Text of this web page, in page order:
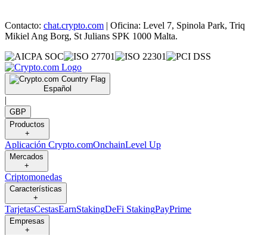
Contacto: chat.crypto.com | Oficina: Level 7, Spinola Park, Triq
Mikiel Ang Borg, St Julians SPK 1000 Malta.
Español
|
GBP
Productos
+
Aplicación Crypto.comOnchainLevel Up
Mercados
+
Criptomonedas
Características
+
TarjetasCestasEarnStakingDeFi StakingPayPrime
Empresas
+